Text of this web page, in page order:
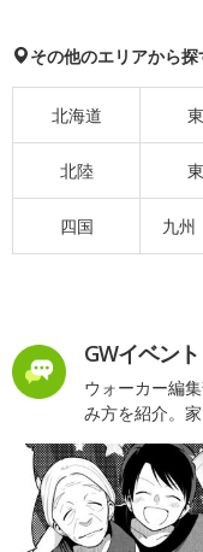
その他のエリアから探
北海道
北陸
四国 九州
GWイベン
ウォーカー編
み方を紹介。